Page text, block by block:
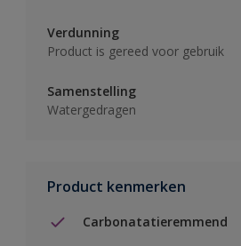
Verdunning
Product is gereed voor gebruik
Samenstelling
Watergedragen
Product kenmerken
Carbonatatieremmend